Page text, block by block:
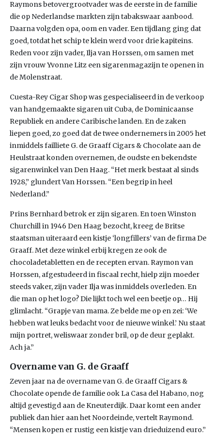
Raymons betovergrootvader was de eerste in de familie
die op Nederlandse markten zijn tabakswaar aanbood.
Daarna volgden opa, oom en vader. Een tijdlang ging dat
goed, totdat het schip te klein werd voor drie kapiteins.
Reden voor zijn vader, Ilja van Horssen, om samen met
zijn vrouw Yvonne Litz een sigarenmagazijn te openen in
de Molenstraat.
Cuesta-Rey Cigar Shop was gespecialiseerd in de verkoop
van handgemaakte sigaren uit Cuba, de Dominicaanse
Republiek en andere Caribische landen. En de zaken
liepen goed, zo goed dat de twee ondernemers in 2005 het
inmiddels failliete G. de Graaff Cigars & Chocolate aan de
Heulstraat konden overnemen, de oudste en bekendste
sigarenwinkel van Den Haag. “Het merk bestaat al sinds
1928,” glundert Van Horssen. “Een begrip in heel
Nederland.”
Prins Bernhard betrok er zijn sigaren. En toen Winston
Churchill in 1946 Den Haag bezocht, kreeg de Britse
staatsman uiteraard een kistje ‘longfillers’ van de firma De
Graaff. Met deze winkel erbij kregen ze ook de
chocoladetabletten en de recepten ervan. Raymon van
Horssen, afgestudeerd in fiscaal recht, hielp zijn moeder
steeds vaker, zijn vader Ilja was inmiddels overleden. En
die man op het logo? Die lijkt toch wel een beetje op… Hij
glimlacht. “Grapje van mama. Ze belde me op en zei: ‘We
hebben wat leuks bedacht voor de nieuwe winkel.’ Nu staat
mijn portret, weliswaar zonder bril, op de deur geplakt.
Ach ja.”
Overname van G. de Graaff
Zeven jaar na de overname van G. de Graaff Cigars &
Chocolate opende de familie ook La Casa del Habano, nog
altijd gevestigd aan de Kneuterdijk. Daar komt een ander
publiek dan hier aan het Noordeinde, vertelt Raymond.
“Mensen kopen er rustig een kistje van drieduizend euro.”